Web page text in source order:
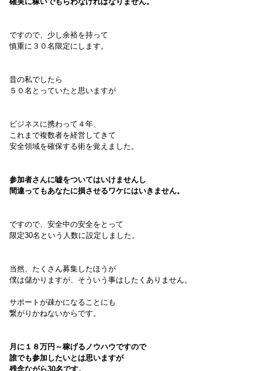
ですので、少し余裕を持って
慎重に３０名限定にします。
昔の私でしたら
５０名とっていたと思いますが
ビジネスに携わって４年、
これまで複数者を経営してきて
安全領域を確保する術を覚えました。
参加者さんに嘘をついてはいけませんし
間違ってもあなたに損させるワケにはいきません。
ですので、安全中の安全をとって
限定30名という人数に設定しました。
当然、たくさん募集したほうが
僕は儲かりますが、そういう事はしたくありません。
サポートが疎かになることにも
繋がりかねないからです。
月に１８万円～稼げるノウハウですので
誰でも参加したいとは思いますが
残念ながら30名です。